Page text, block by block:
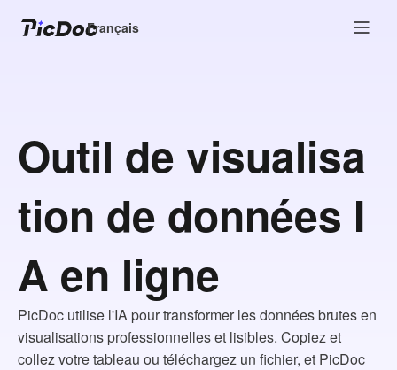
Français
Outil de visualisa
tion de données I
A en ligne
PicDoc utilise l'IA pour transformer les données brutes en
visualisations professionnelles et lisibles. Copiez et
collez votre tableau ou téléchargez un fichier, et PicDoc